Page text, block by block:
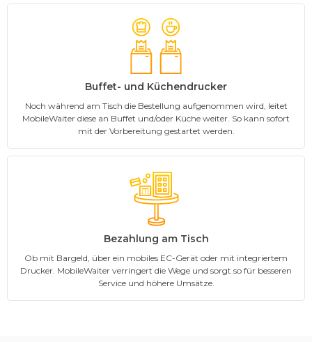
Buffet- und Küchendrucker
Noch während am Tisch die Bestellung aufgenommen wird, leitet
MobileWaiter diese an Buffet und/oder Küche weiter. So kann sofort
mit der Vorbereitung gestartet werden.
Bezahlung am Tisch
Ob mit Bargeld, über ein mobiles EC-Gerät oder mit integriertem
Drucker. MobileWaiter verringert die Wege und sorgt so für besseren
Service und höhere Umsätze.